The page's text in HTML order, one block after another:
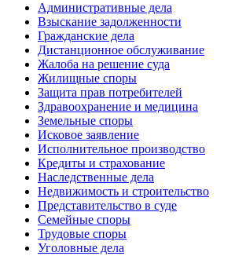
Административные дела
Взыскание задолженности
Гражданские дела
Дистанционное обслуживание
Жалоба на решение суда
Жилищные споры
Защита прав потребителей
Здравоохранение и медицина
Земельные споры
Исковое заявление
Исполнительное производство
Кредиты и страхование
Наследственные дела
Недвижимость и строительство
Представительство в суде
Семейные споры
Трудовые споры
Уголовные дела